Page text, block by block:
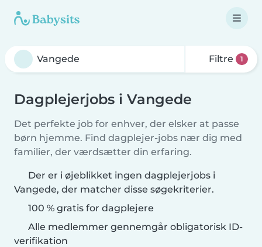
Filtre 1
Dagplejerjobs i Vangede
Det perfekte job for enhver, der elsker at passe
børn hjemme. Find dagplejer-jobs nær dig med
familier, der værdsætter din erfaring.
Der er i øjeblikket ingen dagplejerjobs i
Vangede, der matcher disse søgekriterier.
100 % gratis for dagplejere
Alle medlemmer gennemgår obligatorisk ID-
verifikation